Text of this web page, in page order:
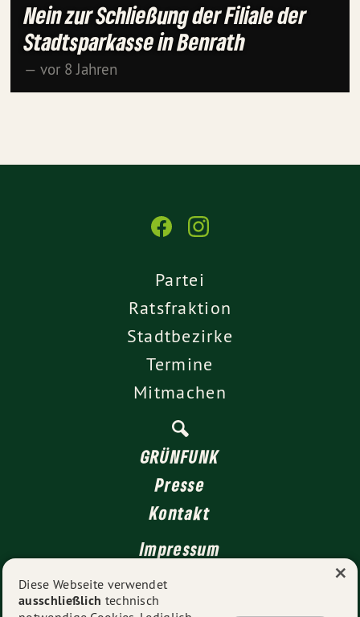
Nein zur Schließung der Filiale der
Stadtsparkasse in Benrath
— vor 8 Jahren
Partei
Ratsfraktion
Stadtbezirke
Termine
Mitmachen
GRÜNFUNK
Presse
Kontakt
Impressum
Datenschutz
Diese Webseite verwendet
ausschließlich technisch
×